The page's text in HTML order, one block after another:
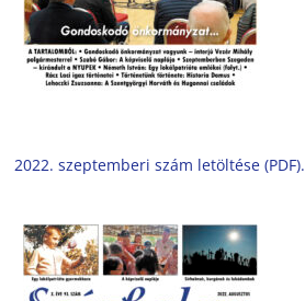
2022. szeptemberi szám letöltése (PDF).